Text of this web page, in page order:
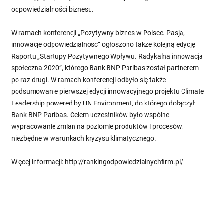
odpowiedzialności biznesu.
W ramach konferencji „Pozytywny biznes w Polsce. Pasja,
innowacje odpowiedzialność” ogłoszono także kolejną edycję
Raportu „Startupy Pozytywnego Wpływu. Radykalna innowacja
społeczna 2020”, którego Bank BNP Paribas został partnerem
po raz drugi. W ramach konferencji odbyło się także
podsumowanie pierwszej edycji innowacyjnego projektu Climate
Leadership powered by UN Environment, do którego dołączył
Bank BNP Paribas. Celem uczestników było wspólne
wypracowanie zmian na poziomie produktów i procesów,
niezbędne w warunkach kryzysu klimatycznego.
Więcej informacji: http://rankingodpowiedzialnychfirm.pl/